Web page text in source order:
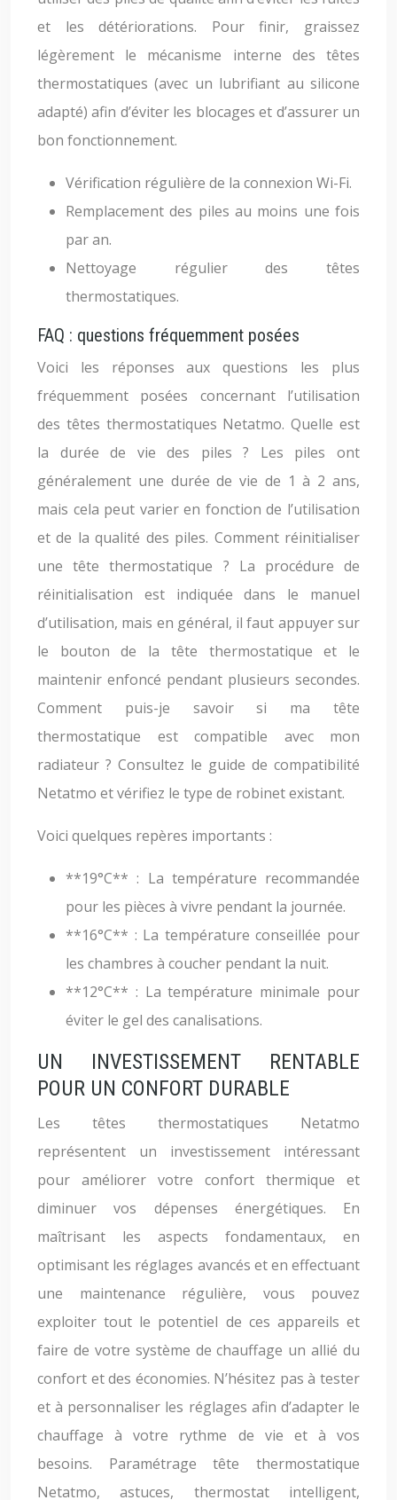
et les détériorations. Pour finir, graissez
légèrement le mécanisme interne des têtes
thermostatiques (avec un lubrifiant au silicone
adapté) afin d’éviter les blocages et d’assurer un
bon fonctionnement.
Vérification régulière de la connexion Wi-Fi.
Remplacement des piles au moins une fois
par an.
Nettoyage régulier des têtes
thermostatiques.
FAQ : questions fréquemment posées
Voici les réponses aux questions les plus
fréquemment posées concernant l’utilisation
des têtes thermostatiques Netatmo. Quelle est
la durée de vie des piles ? Les piles ont
généralement une durée de vie de 1 à 2 ans,
mais cela peut varier en fonction de l’utilisation
et de la qualité des piles. Comment réinitialiser
une tête thermostatique ? La procédure de
réinitialisation est indiquée dans le manuel
d’utilisation, mais en général, il faut appuyer sur
le bouton de la tête thermostatique et le
maintenir enfoncé pendant plusieurs secondes.
Comment puis-je savoir si ma tête
thermostatique est compatible avec mon
radiateur ? Consultez le guide de compatibilité
Netatmo et vérifiez le type de robinet existant.
Voici quelques repères importants :
**19°C** : La température recommandée
pour les pièces à vivre pendant la journée.
**16°C** : La température conseillée pour
les chambres à coucher pendant la nuit.
**12°C** : La température minimale pour
éviter le gel des canalisations.
UN INVESTISSEMENT RENTABLE
POUR UN CONFORT DURABLE
Les têtes thermostatiques Netatmo
représentent un investissement intéressant
pour améliorer votre confort thermique et
diminuer vos dépenses énergétiques. En
maîtrisant les aspects fondamentaux, en
optimisant les réglages avancés et en effectuant
une maintenance régulière, vous pouvez
exploiter tout le potentiel de ces appareils et
faire de votre système de chauffage un allié du
confort et des économies. N’hésitez pas à tester
et à personnaliser les réglages afin d’adapter le
chauffage à votre rythme de vie et à vos
besoins. Paramétrage tête thermostatique
Netatmo, astuces, thermostat intelligent,